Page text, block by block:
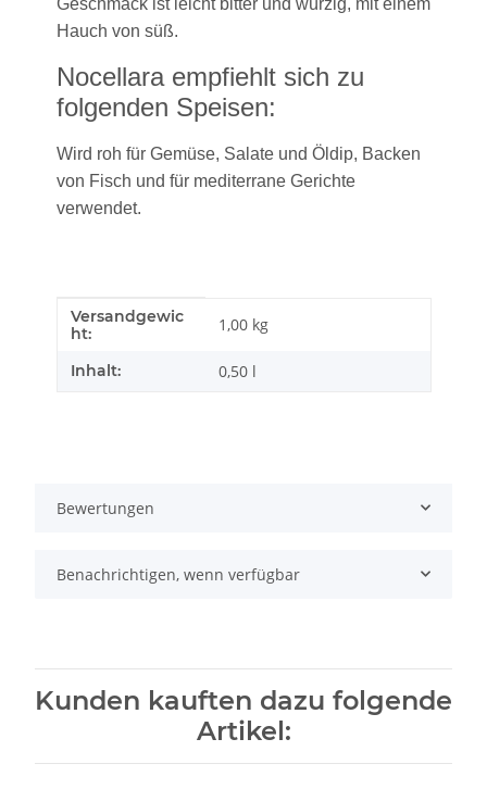
Hauch von süß.
Nocellara empfiehlt sich zu
folgenden Speisen:
Wird roh für Gemüse, Salate und Öldip, Backen
von Fisch und für mediterrane Gerichte
verwendet.
Produkteigenschaft
Wert
Versandgewic
ht:
1,00 kg
Inhalt: 0,50 l
Bewertungen
Benachrichtigen, wenn verfügbar
Kunden kauften dazu folgende
Artikel: